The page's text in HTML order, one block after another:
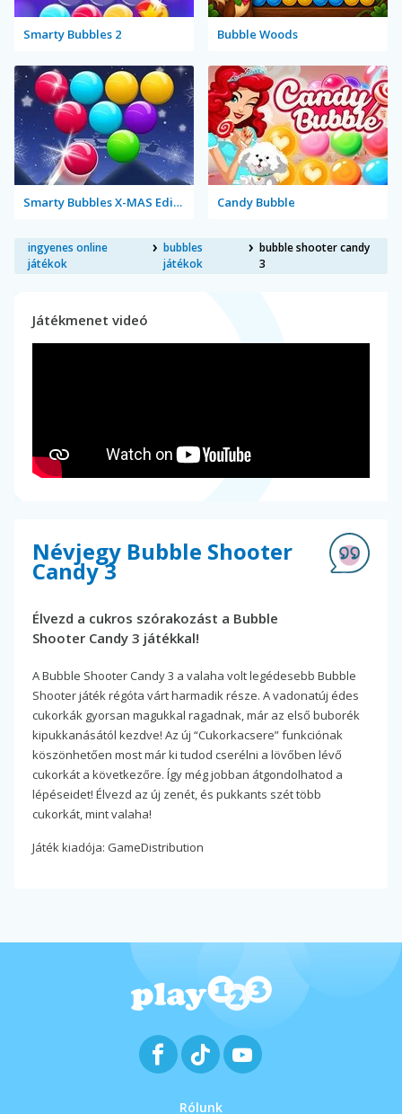
Smarty Bubbles 2 Bubble Woods
Smarty Bubbles X-MAS Edition Candy Bubble
ingyenes online
játékok
bubbles
játékok
bubble shooter candy
3
Játékmenet videó
Névjegy Bubble Shooter
Candy 3
Élvezd a cukros szórakozást a Bubble
Shooter Candy 3 játékkal!
A Bubble Shooter Candy 3 a valaha volt legédesebb Bubble
Shooter játék régóta várt harmadik része. A vadonatúj édes
cukorkák gyorsan magukkal ragadnak, már az első buborék
kipukkanásától kezdve! Az új “Cukorkacsere” funkciónak
köszönhetően most már ki tudod cserélni a lövőben lévő
cukorkát a következőre. Így még jobban átgondolhatod a
lépéseidet! Élvezd az új zenét, és pukkants szét több
cukorkát, mint valaha!
Játék kiadója: GameDistribution
Rólunk